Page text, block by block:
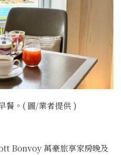
餐。( 圖/業者提供 )
Bonvoy 萬豪旅享家房晚及